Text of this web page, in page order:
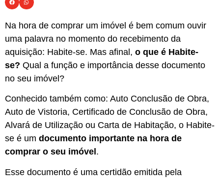
Na hora de comprar um imóvel é bem comum ouvir
uma palavra no momento do recebimento da
aquisição: Habite-se. Mas afinal, o que é Habite-
se? Qual a função e importância desse documento
no seu imóvel?
Conhecido também como: Auto Conclusão de Obra,
Auto de Vistoria, Certificado de Conclusão de Obra,
Alvará de Utilização ou Carta de Habitação, o Habite-
se é um documento importante na hora de
comprar o seu imóvel .
Esse documento é uma certidão emitida pela